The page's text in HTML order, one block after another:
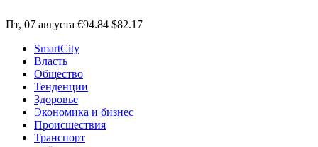
Пт, 07 августа €94.84 $82.17
SmartCity
Власть
Общество
Тенденции
Здоровье
Экономика и бизнес
Происшествия
Транспорт